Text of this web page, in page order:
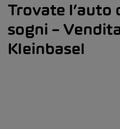
Trovate l’auto
sogni –
Kleinbasel